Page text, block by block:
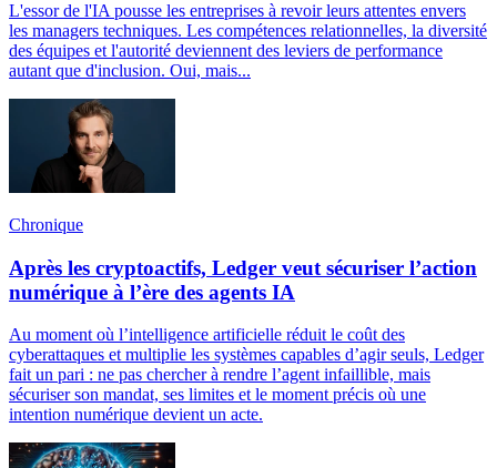
L'essor de l'IA pousse les entreprises à revoir leurs attentes envers
les managers techniques. Les compétences relationnelles, la diversité
des équipes et l'autorité deviennent des leviers de performance
autant que d'inclusion. Oui, mais...
Chronique
Après les cryptoactifs, Ledger veut sécuriser l’action
numérique à l’ère des agents IA
Au moment où l’intelligence artificielle réduit le coût des
cyberattaques et multiplie les systèmes capables d’agir seuls, Ledger
fait un pari : ne pas chercher à rendre l’agent infaillible, mais
sécuriser son mandat, ses limites et le moment précis où une
intention numérique devient un acte.